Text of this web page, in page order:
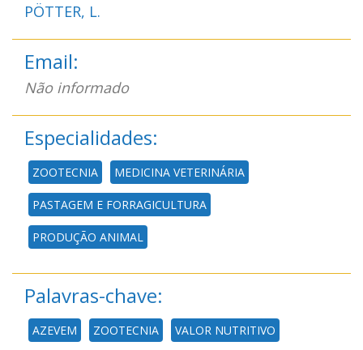
PÖTTER, L.
Email:
Não informado
Especialidades:
ZOOTECNIA MEDICINA VETERINÁRIA
PASTAGEM E FORRAGICULTURA
PRODUÇÃO ANIMAL
Palavras-chave:
AZEVEM ZOOTECNIA VALOR NUTRITIVO